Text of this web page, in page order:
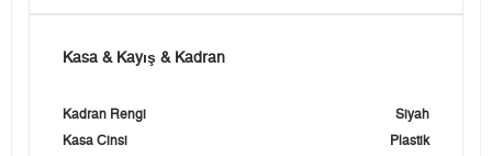
Kasa & Kayış & Kadran
Kadran Rengi
Siyah
Kasa Cinsi
Plastik